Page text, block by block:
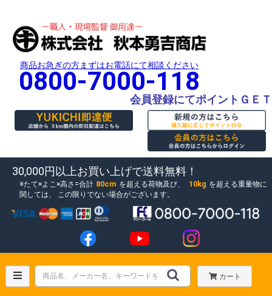
商品お急ぎの方まずはお電話にて相談ください
0800-7000-118
会員登録にてポイントＧＥＴ
30,000円以上お買い上げで送料無料！
たて×よこ×高さ=合計 80cm を超える荷物及び、 10kg を超える重量物に
関しては、
この限りでない場合がございます。
カート